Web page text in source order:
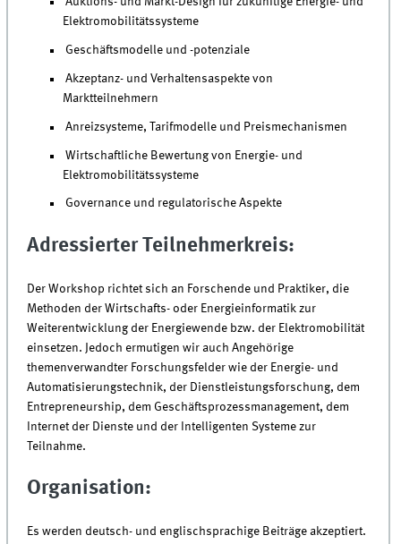
Elektromobilitätssysteme
Geschäftsmodelle und -potenziale
Akzeptanz- und Verhaltensaspekte von
Marktteilnehmern
Anreizsysteme, Tarifmodelle und Preismechanismen
Wirtschaftliche Bewertung von Energie- und
Elektromobilitätssysteme
Governance und regulatorische Aspekte
Adressierter Teilnehmerkreis:
Der Workshop richtet sich an Forschende und Praktiker, die
Methoden der Wirtschafts- oder Energieinformatik zur
Weiterentwicklung der Energiewende bzw. der Elektromobilität
einsetzen. Jedoch ermutigen wir auch Angehörige
themenverwandter Forschungsfelder wie der Energie- und
Automatisierungstechnik, der Dienstleistungsforschung, dem
Entrepreneurship, dem Geschäftsprozessmanagement, dem
Internet der Dienste und der Intelligenten Systeme zur
Teilnahme.
Organisation:
Es werden deutsch- und englischsprachige Beiträge akzeptiert.